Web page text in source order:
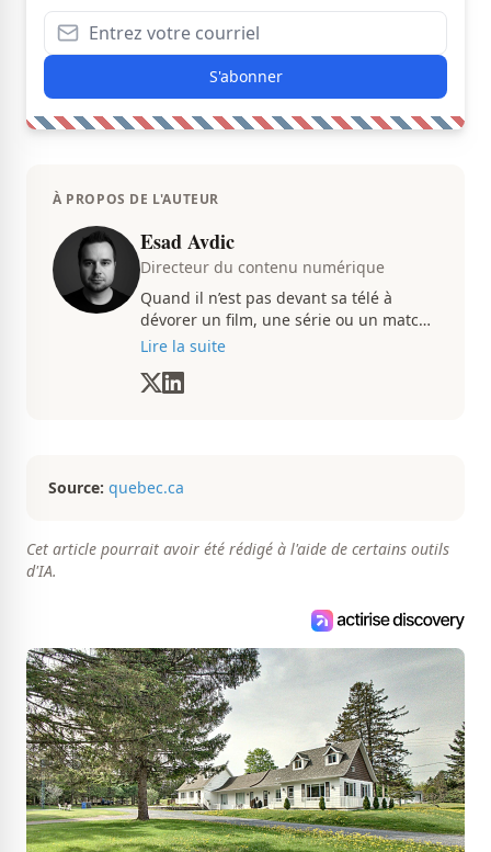
S'abonner
À PROPOS DE L'AUTEUR
Esad Avdic
Directeur du contenu numérique
Quand il n’est pas devant sa télé à
dévorer un film, une série ou un match
du CH, Esad transmet avec passion
diverses nouvelles que ça soit dans le
Lire la suite
Source: quebec.ca
Cet article pourrait avoir été rédigé à l'aide de certains outils
d'IA.